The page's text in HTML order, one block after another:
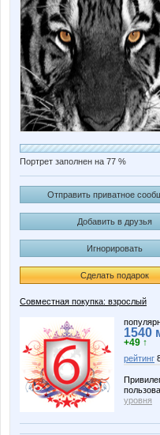
Портрет заполнен на 77 %
Отправить приватное
Добавить в друзья
Игнорировать
Сделать подарок
Совместная покупка: взрослый
1540
+49 ↑
рейтинг
уровня